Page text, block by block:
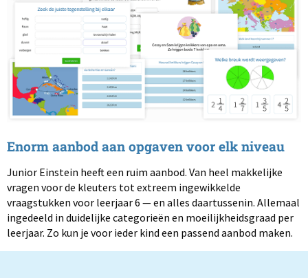
Enorm aanbod aan opgaven voor elk niveau
Junior Einstein heeft een ruim aanbod. Van heel makkelijke
vragen voor de kleuters tot extreem ingewikkelde
vraagstukken voor leerjaar 6 — en alles daartussenin. Allemaal
ingedeeld in duidelijke categorieën en moeilijkheidsgraad per
leerjaar. Zo kun je voor ieder kind een passend aanbod maken.